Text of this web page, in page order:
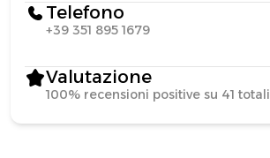
Telefono
+39 351 895 1679
Valutazione
100% recensioni positive su 41 totali